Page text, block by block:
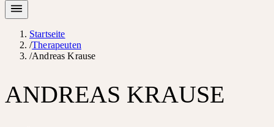
Startseite
/Therapeuten
/Andreas Krause
ANDREAS KRAUSE